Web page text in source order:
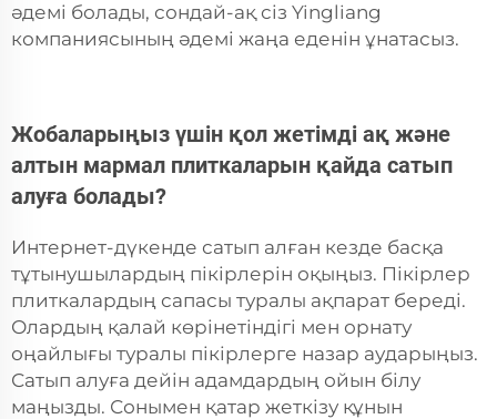
әдемі болады, сондай-ақ сіз Yingliang
компаниясының әдемі жаңа еденін ұнатасыз.
Жобаларыңыз үшін қол жетімді ақ және
алтын мармал плиткаларын қайда сатып
алуға болады?
Интернет-дүкенде сатып алған кезде басқа
тұтынушылардың пікірлерін оқыңыз. Пікірлер
плиткалардың сапасы туралы ақпарат береді.
Олардың қалай көрінетіндігі мен орнату
оңайлығы туралы пікірлерге назар аударыңыз.
Сатып алуға дейін адамдардың ойын білу
маңызды. Сонымен қатар жеткізу құнын